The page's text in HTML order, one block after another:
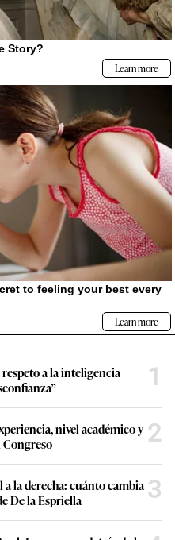
a la inteligencia
1
nivel académico y
Congreso
2
la derecha: cuánto cambia
De la Espriella
3